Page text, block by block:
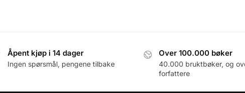
Åpent kjøp i 14 dager
Ingen spørsmål, pengene tilbake
Over 100.000 bøker
40.000 bruktbøker, og
forfattere